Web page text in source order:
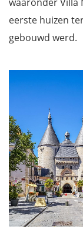
eerste huizen
gebouwd werd.